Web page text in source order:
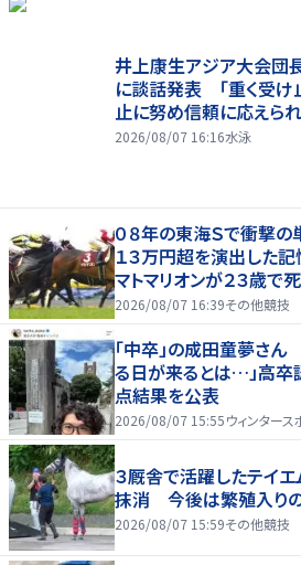
井上康生アジア大会団
に談話発表 「重く受け
止に努め信頼に応えられ
2026/08/07 16:16水泳
０８年の東海Ｓで衝撃
１３万円超を演出した
マトマリオンが２３歳で
2026/08/07 16:39その他競技
「中卒」の成田童夢さ
る日が来るとは…」高卒
点結果を公表
2026/08/07 15:55ウィンター
３厩舎で活躍したテイ
抹消 今後は繁殖入り
2026/08/07 15:59その他競技